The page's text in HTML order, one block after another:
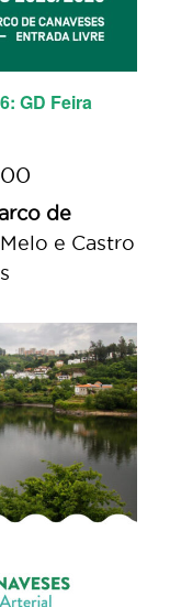
GD Feira
de
e Castro